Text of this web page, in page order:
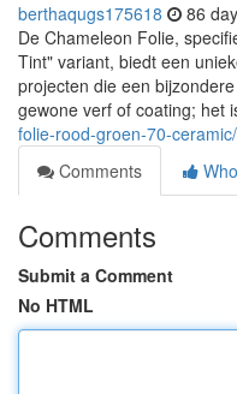
berthaqugs175618 86
De Chameleon Folie,
Tint" variant, biedt een
projecten die een
gewone verf of coating; het
folie-rood-groen-70-ceramic/
Comments
Comments
Submit a Comment
No HTML